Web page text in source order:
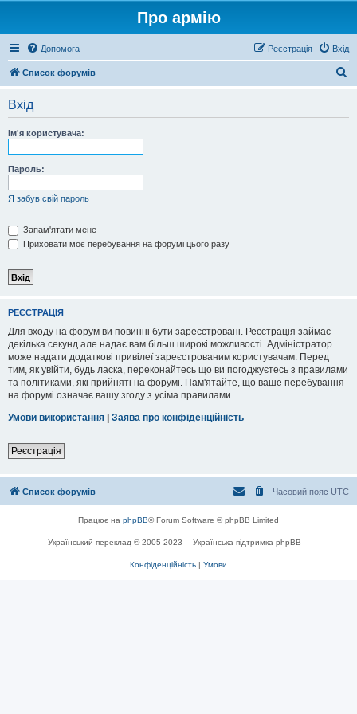
Про армію
Допомога Вхід
Реєстрація
Список форумів
Вхід
Ім'я користувача:
Пароль:
Я забув свій пароль
Запам'ятати мене
Приховати моє перебування на форумі цього разу
РЕЄСТРАЦІЯ
Для входу на форум ви повинні бути зареєстровані. Реєстрація займає
декілька секунд але надає вам більш широкі можливості. Адміністратор
може надати додаткові привілеї зареєстрованим користувачам. Перед
тим, як увійти, будь ласка, переконайтесь що ви погоджуєтесь з правилами
та політиками, які прийняті на форумі. Пам'ятайте, що ваше перебування
на форумі означає вашу згоду з усіма правилами.
Умови використання | Заява про конфіденційність
Реєстрація
Список форумів Часовий пояс UTC
Працює на phpBB® Forum Software © phpBB Limited
Український переклад © 2005-2023 Українська підтримка phpBB
Конфіденційність | Умови